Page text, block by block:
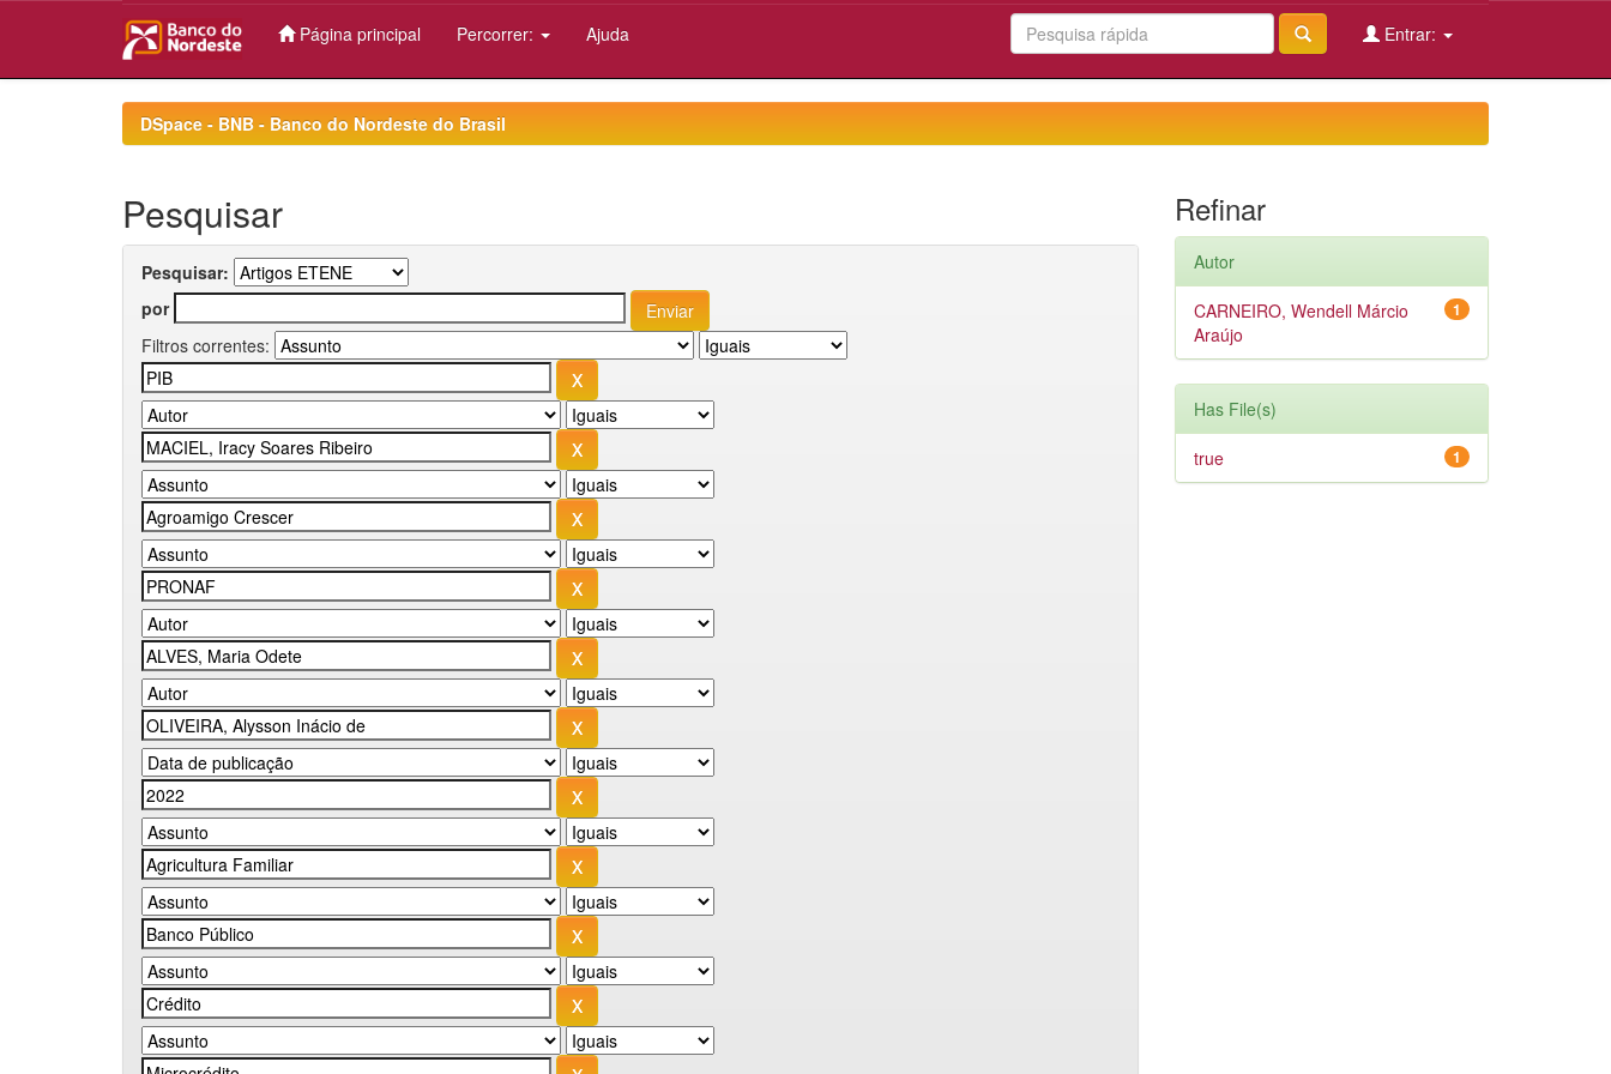
Página principal Percorrer: Ajuda Entrar:
DSpace - BNB - Banco do Nordeste do Brasil
Pesquisar
Pesquisar:
por
Filtros correntes:
Refinar
Autor
1
CARNEIRO, Wendell Márcio
Araújo
Has File(s)
1
true